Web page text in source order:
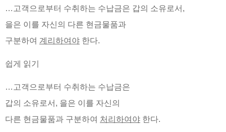
…고객으로부터 수취하는 수납금은 갑의 소유로서,
을은 이를 자신의 다른 현금물품과
구분하여 계리하여야 한다.
쉽게 읽기
…고객으로부터 수취하는 수납금은
갑의 소유로서, 을은 이를 자신의
다른 현금물품과 구분하여 처리하여야 한다.